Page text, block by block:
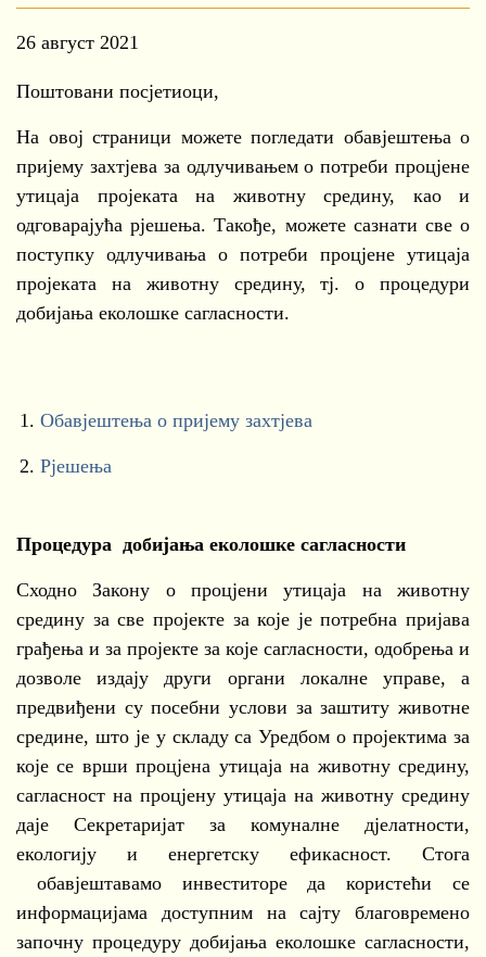
26 август 2021
Поштовани посјетиоци,
На овој страници можете погледати обавјештења о
пријему захтјева за одлучивањем о потреби процјене
утицаја пројеката на животну средину, као и
одговарајућа рјешења. Такође, можете сазнати све о
поступку одлучивања о потреби процјене утицаја
пројеката на животну средину, тј. о процедури
добијањa еколошке сагласности.
1. Обавјештења о пријему захтјева
2. Рјешења
Процедура добијањa еколошке сагласности
Сходно Закону о процјени утицаја на животну
средину за све пројекте за које је потребна пријава
грађења и за пројекте за које сагласности, одобрења и
дозволе издају други органи локалне управе, а
предвиђени су посебни услови за заштиту животне
средине, што је у складу са Уредбом о пројектима за
које се врши процјена утицаја на животну средину,
сагласност на процјену утицаја на животну средину
даје Секретаријат за комуналне дјелатности,
екологију и енергетску ефикасност. Стога
обавјештавамо инвеститоре да користећи се
информацијама доступним на сајту благовремено
започну процедуру добијања еколошке сагласности,